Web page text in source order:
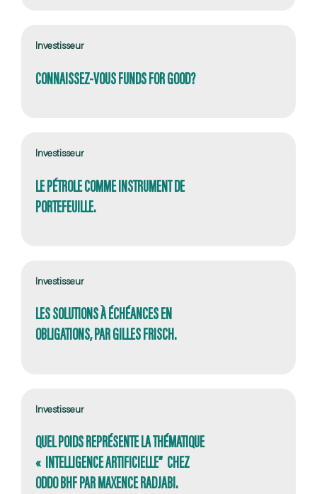
Investisseur
CONNAISSEZ-VOUS FUNDS FOR GOOD?
Investisseur
LE PÉTROLE COMME INSTRUMENT DE
PORTEFEUILLE.
Investisseur
LES SOLUTIONS À ÉCHÉANCES EN
OBLIGATIONS, PAR GILLES FRISCH.
Investisseur
QUEL POIDS REPRÉSENTE LA THÉMATIQUE
« INTELLIGENCE ARTIFICIELLE” CHEZ
ODDO BHF PAR MAXENCE RADJABI.